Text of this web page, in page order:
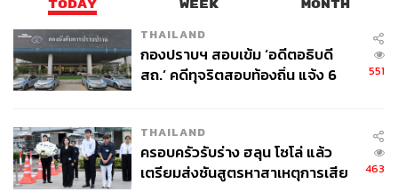
TODAY WEEK MONTH
THAILAND
กองปราบฯ สอบเข้ม ‘อดีตอธิบดี
สถ.’ คดีทุจริตสอบท้องถิ่น แจ้ง 6
551
THAILAND
ครอบครัวรับร่าง ฮลุน โซโล่ แล้ว
เตรียมส่งชันสูตรหาสาเหตุการเสีย
463